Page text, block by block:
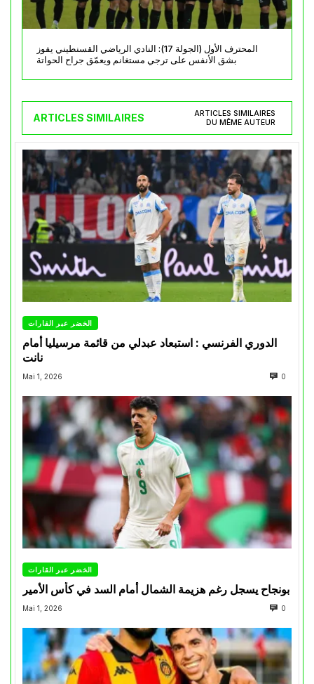
المحترف الأول (الجولة 17): النادي الرياضي القسنطيني يفوز
بشق الأنفس على ترجي مستغانم ويعمّق جراح الحواتة
ARTICLES SIMILAIRES
ARTICLES SIMILAIRES
DU MÊME AUTEUR
الخضر عبر القارات
الدوري الفرنسي : استبعاد عبدلي من قائمة مرسيليا أمام
نانت
Mai 1, 2026 0
الخضر عبر القارات
بونجاح يسجل رغم هزيمة الشمال أمام السد في كأس الأمير
Mai 1, 2026 0